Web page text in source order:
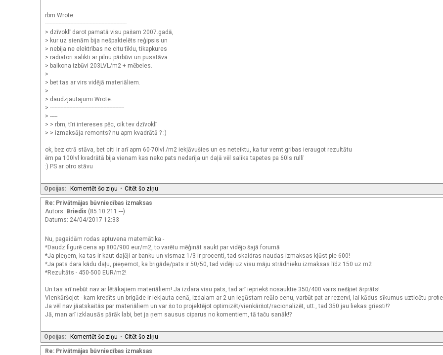
rbm Wrote:
-------------------------------------------------------
> dzīvoklī darot pamatā visu pašam 2007.gadā,
> kur uz sienām bija nešpaktelēts reģipsis un
> nebija ne elektrības ne citu tīklu, tikapkures
> radiatori salikti ar pilnu pārbūvi un pusstāva
> balkona izbūvi 203LVL/m2 + mēbeles.
>
> bet tas ar virs vidējā materiāliem.
>
> daudzjautajumi Wrote:
> --------------------------------------------------
> -----
> > rbm, tīri intereses pēc, cik tev dzīvoklī
> > izmaksāja remonts? nu apm kvadrātā ? :)
ok, bez otrā stāva, bet citi ir arī apm 60-70lvl /m2 iekļāvušies un es neteiktu, ka tur vemt gribas ieraugot rezultātu
ēm pa 100lvl kvadrātā bija vienam kas neko pats nedarīja un daļā vēl salika tapetes pa 60ls rullī
:) PS ar otro stāvu
Opcijas: Komentēt šo ziņu • Citēt šo ziņu
Re: Privātmājas būvniecības izmaksas
Autors: Briedis (85.10.211.---)
Datums: 24/04/2017 12:33
Nu, pagaidām rodas aptuvena matemātika -
*Daudz figurē cena ap 800/900 eur/m2, to varētu mēģināt saukt par vidējo šajā forumā
*Ja pieņem, ka tas ir kaut daļēji ar banku un vismaz 1/3 ir procenti, tad skaidras naudas izmaksas kļūst pie 600!
*Ja pats dara kādu daļu, pieņemot, ka brigāde/pats ir 50/50, tad vidēji uz visu māju strādnieku izmaksas līdz 150 uz m2
*Rezultāts - 450-500 EUR/m2!
Un tas arī nebūt nav ar lētākajiem materiāliem! Ja izdara visu pats, tad arī iepriekš nosauktie 350/400 vairs nešķiet ārprāts!
Vienkāršojot - kam kredīts un brigāde ir iekļauta cenā, izdalam ar 2 un iegūstam reālo cenu, varbūt pat ar rezervi, lai kādus sīkumus uzticētu
Ja vēl nav jāatskaitās par materiāliem un var šo to projektējot optimizēt/vienkāršot/racionalizēt, utt., tad 350 jau liekas griesti!?
Jā, man arī izklausās pārāk labi, bet ja ņem sausus ciparus no komentiem, tā taču sanāk!?
Opcijas: Komentēt šo ziņu • Citēt šo ziņu
Re: Privātmājas būvniecības izmaksas